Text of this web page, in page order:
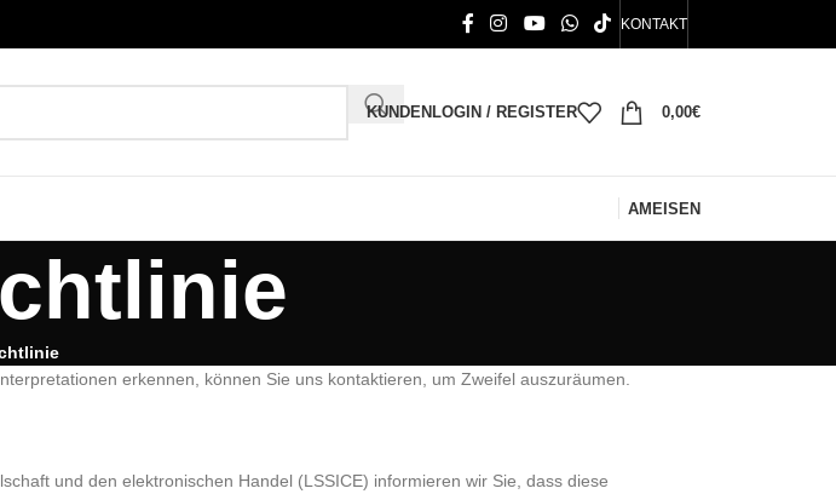
KONTAKT
KUNDENLOGIN / REGISTER 0,00€
AMEISEN
erkennen, können Sie uns kontaktieren, um Zweifel auszuräumen.
und den elektronischen Handel (LSSICE) informieren wir Sie, dass diese